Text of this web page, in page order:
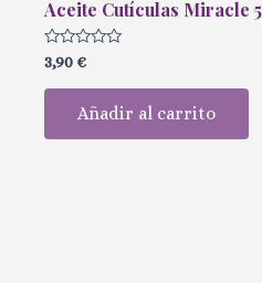
Aceite Cutículas Miracle
Valorado
con
0
3,90 €
Añadir al carrito